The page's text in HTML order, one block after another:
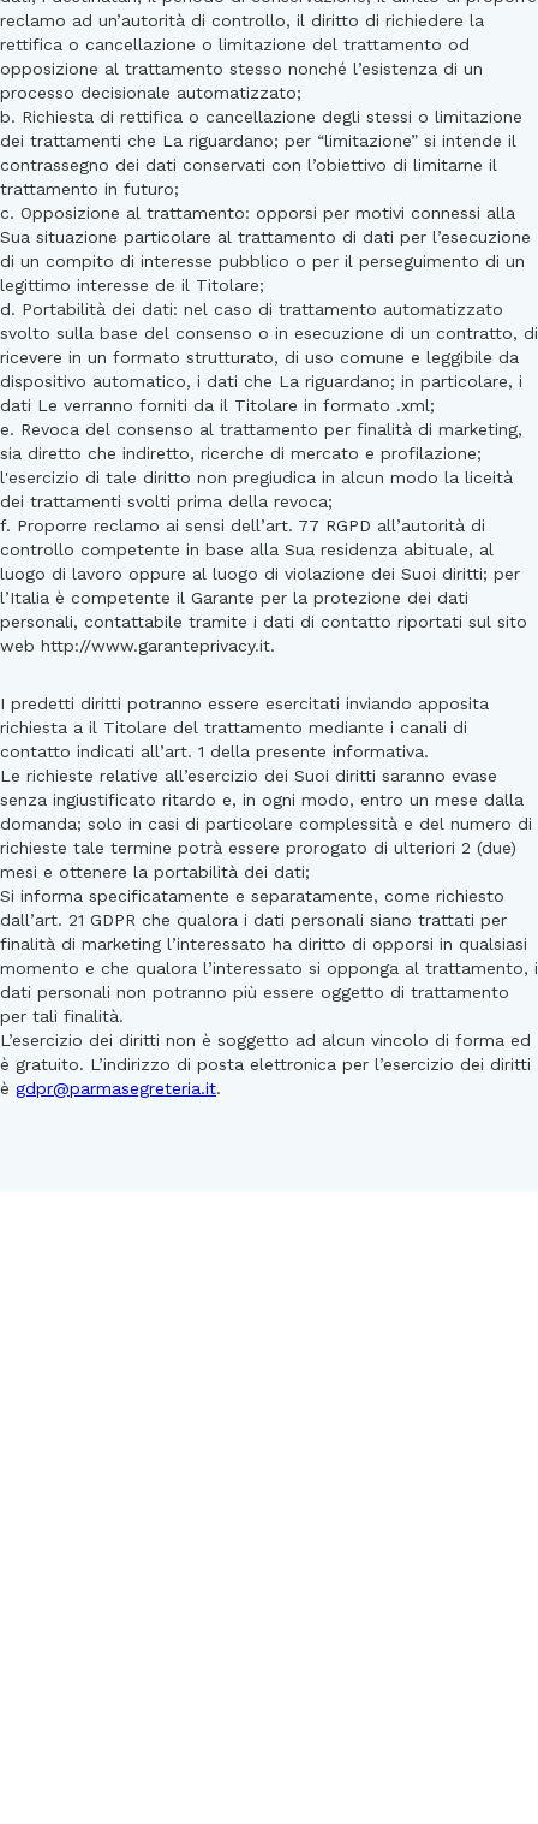
reclamo ad un’autorità di controllo, il diritto di richiedere la
rettifica o cancellazione o limitazione del trattamento od
opposizione al trattamento stesso nonché l’esistenza di un
processo decisionale automatizzato;
b. Richiesta di rettifica o cancellazione degli stessi o limitazione
dei trattamenti che La riguardano; per “limitazione” si intende il
contrassegno dei dati conservati con l’obiettivo di limitarne il
trattamento in futuro;
c. Opposizione al trattamento: opporsi per motivi connessi alla
Sua situazione particolare al trattamento di dati per l’esecuzione
di un compito di interesse pubblico o per il perseguimento di un
legittimo interesse de il Titolare;
d. Portabilità dei dati: nel caso di trattamento automatizzato
svolto sulla base del consenso o in esecuzione di un contratto, di
ricevere in un formato strutturato, di uso comune e leggibile da
dispositivo automatico, i dati che La riguardano; in particolare, i
dati Le verranno forniti da il Titolare in formato .xml;
e. Revoca del consenso al trattamento per finalità di marketing,
sia diretto che indiretto, ricerche di mercato e profilazione;
l'esercizio di tale diritto non pregiudica in alcun modo la liceità
dei trattamenti svolti prima della revoca;
f. Proporre reclamo ai sensi dell’art. 77 RGPD all’autorità di
controllo competente in base alla Sua residenza abituale, al
luogo di lavoro oppure al luogo di violazione dei Suoi diritti; per
l’Italia è competente il Garante per la protezione dei dati
personali, contattabile tramite i dati di contatto riportati sul sito
web http://www.garanteprivacy.it.
I predetti diritti potranno essere esercitati inviando apposita
richiesta a il Titolare del trattamento mediante i canali di
contatto indicati all’art. 1 della presente informativa.
Le richieste relative all’esercizio dei Suoi diritti saranno evase
senza ingiustificato ritardo e, in ogni modo, entro un mese dalla
domanda; solo in casi di particolare complessità e del numero di
richieste tale termine potrà essere prorogato di ulteriori 2 (due)
mesi e ottenere la portabilità dei dati;
Si informa specificatamente e separatamente, come richiesto
dall’art. 21 GDPR che qualora i dati personali siano trattati per
finalità di marketing l’interessato ha diritto di opporsi in qualsiasi
momento e che qualora l’interessato si opponga al trattamento, i
dati personali non potranno più essere oggetto di trattamento
per tali finalità.
L’esercizio dei diritti non è soggetto ad alcun vincolo di forma ed
è gratuito. L’indirizzo di posta elettronica per l’esercizio dei diritti
è gdpr@parmasegreteria.it.